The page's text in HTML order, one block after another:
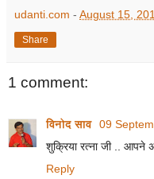
udanti.com - August 15,
Share
1 comment:
विनोद साव 09
शुक्रिया रत्ना जी .. आपने
Reply